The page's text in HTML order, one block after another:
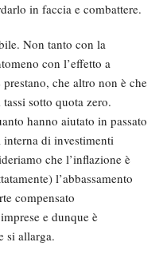
in faccia e combattere.
Non tanto con la
con l’effetto a
che altro non è che
sotto quota zero.
hanno aiutato in passato
di investimenti
che l’inflazione è
l’abbassamento
compensato
e dunque è
si allarga.